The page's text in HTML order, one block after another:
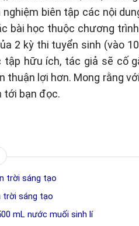
nghiệm biên tập các nội
bài học thuộc chương
2 kỳ thi tuyển sinh (vào
hữu ích, tác giả sẽ cố
thuận lợi hơn. Mong rằng
tới bạn đọc.
trời sáng tạo
trời sáng tạo
mL nước muối sinh lí